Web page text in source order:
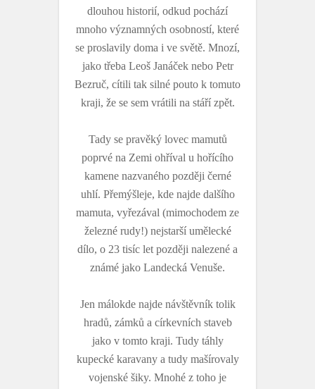
dlouhou historií, odkud pochází
mnoho významných osobností, které
se proslavily doma i ve světě. Mnozí,
jako třeba Leoš Janáček nebo Petr
Bezruč, cítili tak silné pouto k tomuto
kraji, že se sem vrátili na stáří zpět.
Tady se pravěký lovec mamutů
poprvé na Zemi ohříval u hořícího
kamene nazvaného později černé
uhlí. Přemýšleje, kde najde dalšího
mamuta, vyřezával (mimochodem ze
železné rudy!) nejstarší umělecké
dílo, o 23 tisíc let později nalezené a
známé jako Landecká Venuše.
Jen málokde najde návštěvník tolik
hradů, zámků a církevních staveb
jako v tomto kraji. Tudy táhly
kupecké karavany a tudy mašírovaly
vojenské šiky. Mnohé z toho je